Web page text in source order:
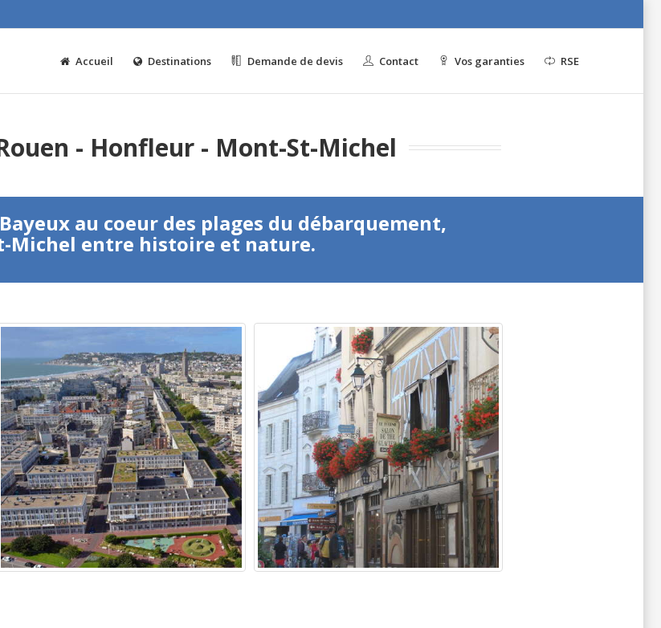
Accueil Destinations Demande de devis Contact Vos garanties RSE
- Honfleur - Mont-St-Michel
au coeur des plages du débarquement,
Michel entre histoire et nature.